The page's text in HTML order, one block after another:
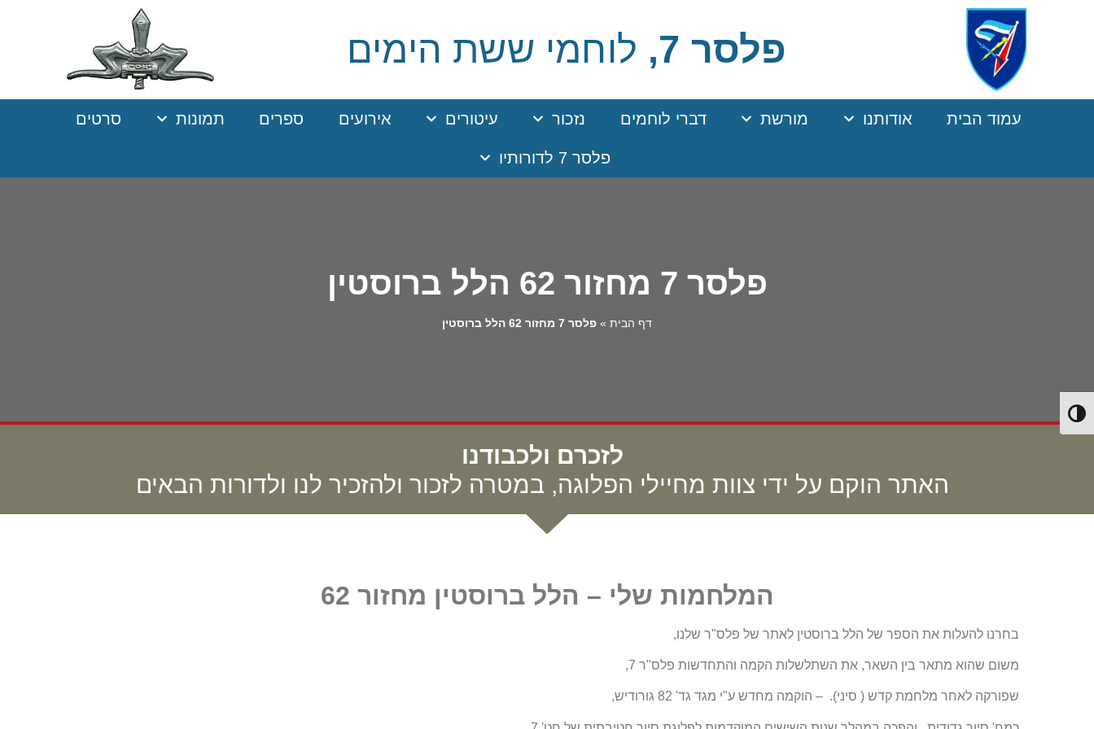
Toggle High Contrast
פלסר 7, לוחמי ששת הימים
עמוד הבית אודותנו מורשת דברי לוחמים נזכור עיטורים אירועים ספרים תמונות סרטים
פלסר 7 לדורותיו
פלסר 7 מחזור 62 הלל ברוסטין
דף הבית » פלסר 7 מחזור 62 הלל ברוסטין
לזכרם ולכבודנו
האתר הוקם על ידי צוות מחיילי הפלוגה, במטרה לזכור ולהזכיר לנו ולדורות הבאים
המלחמות שלי – הלל ברוסטין מחזור 62
בחרנו להעלות את הספר של הלל ברוסטין לאתר של פלס"ר שלנו,
משום שהוא מתאר בין השאר, את השתלשלות הקמה והתחדשות פלס"ר 7,
שפורקה לאחר מלחמת קדש ( סיני). – הוקמה מחדש ע"י מגד גד' 82 גורודיש,